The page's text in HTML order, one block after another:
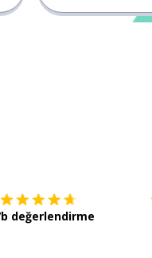
değerlendirme